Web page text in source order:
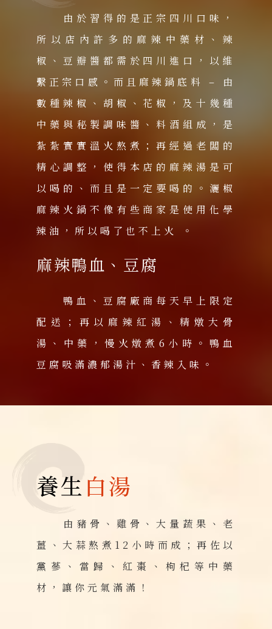
由於習得的是正宗四川口味，
所以店內許多的麻辣中藥材、辣
椒、豆瓣醬都需於四川進口，以維
繫正宗口感。而且麻辣鍋底料 – 由
數種辣椒、胡椒、花椒，及十幾種
中藥與秘製調味醬、料酒組成，是
紮紮實實溫火熬煮；再經過老闆的
精心調整，使得本店的麻辣湯是可
以喝的、而且是一定要喝的。灑椒
麻辣火鍋不像有些商家是使用化學
辣油，所以喝了也不上火 。
麻辣鴨血、豆腐
鴨血、豆腐廠商每天早上限定
配送；再以麻辣紅湯、精燉大骨
湯、中藥，慢火燉煮6小時。鴨血
豆腐吸滿濃郁湯汁、香辣入味。
養生 白湯
由豬骨、雞骨、大量蔬果、老
薑、大蒜熬煮12小時而成；再佐以
黨蔘、當歸、紅棗、枸杞等中藥
材，讓你元氣滿滿！